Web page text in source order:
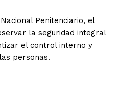
Penitenciario, el
la seguridad integral
el control interno y
personas.